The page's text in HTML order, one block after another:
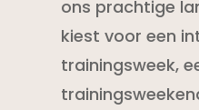
ons prachtige
kiest voor een
trainingsweek,